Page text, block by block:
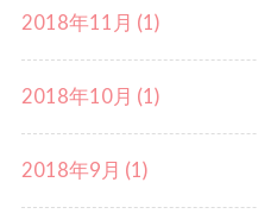
2018年11月 (1)
2018年10月 (1)
2018年9月 (1)